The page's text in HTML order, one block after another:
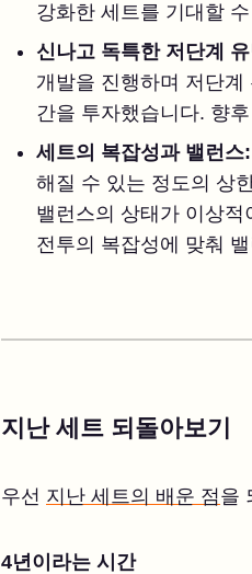
강화한 세트를 기대할
신나고 독특한 저단계
개발을 진행하며 저단계
간을 투자했습니다. 향
세트의 복잡성과 밸런스:
해질 수 있는 정도의 상
밸런스의 상태가 이상
전투의 복잡성에 맞춰
지난 세트 되돌아보기
우선 지난 세트의 배운 점을
4년이라는 시간